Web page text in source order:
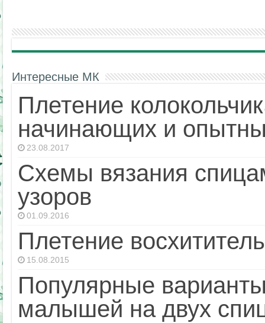
Интересные МК
Плетение
начинающих и
23.08.2017
Схемы вязания
узоров
01.09.2016
Плетение
15.08.2015
Популярные
малышей на двух